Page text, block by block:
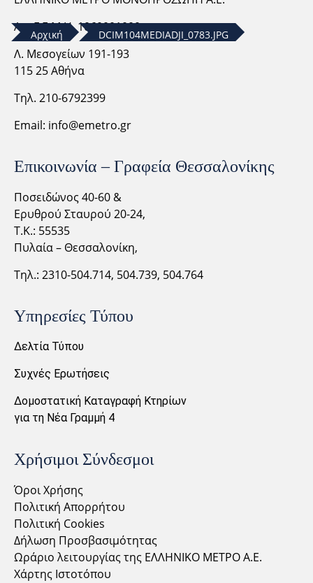
Αρχική DCIM104MEDIADJI_0783.JPG
Αρ. Γ.Ε.Μ.Η. 1060001000
Λ. Μεσογείων 191-193
115 25 Αθήνα
Τηλ. 210-6792399
Email: info@emetro.gr
Επικοινωνία – Γραφεία Θεσσαλονίκης
Ποσειδώνος 40-60 &
Ερυθρού Σταυρού 20-24,
Τ.Κ.: 55535
Πυλαία – Θεσσαλονίκη,
Τηλ.: 2310-504.714, 504.739, 504.764
Υπηρεσίες Τύπου
Δελτία Τύπου
Συχνές Ερωτήσεις
Δομοστατική Καταγραφή Κτηρίων
για τη Νέα Γραμμή 4
Χρήσιμοι Σύνδεσμοι
Όροι Χρήσης
Πολιτική Απορρήτου
Πολιτική Cookies
Δήλωση Προσβασιμότητας
Ωράριο λειτουργίας της ΕΛΛΗΝΙΚΟ ΜΕΤΡΟ Α.Ε.
Χάρτης Ιστοτόπου